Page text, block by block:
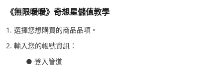
《無限暖暖》奇想星儲值教學
1. 選擇您想購買的商品品項。
2. 輸入您的帳號資訊：
● 登入管道